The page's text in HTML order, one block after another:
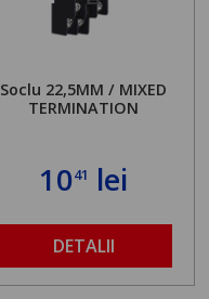
Soclu 22,5MM / MIXED
TERMINATION
1041 lei
DETALII